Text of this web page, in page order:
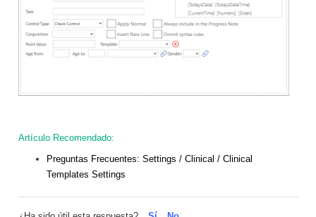
Artículo Recomendado:
Preguntas Frecuentes: Settings / Clinical / Clinical
Templates Settings